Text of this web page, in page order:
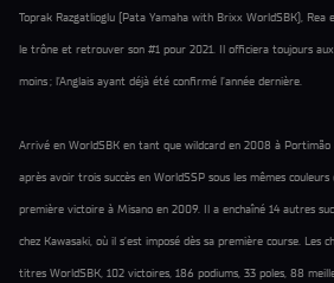
Toprak Razgatlioglu (Pata Yamaha with Brixx WorldSBK), Rea
le trône et retrouver son #1 pour 2021. Il officiera toujours aux
moins ; l’Anglais ayant déjà été confirmé l’année dernière.
Arrivé en WorldSBK en tant que wildcard en 2008 à Portimão
après avoir trois succès en WorldSSP sous les mêmes
première victoire à Misano en 2009. Il a enchaîné 14 autres
chez Kawasaki, où il s’est imposé dès sa première course. Les
titres WorldSBK, 102 victoires, 186 podiums, 33 poles, 88